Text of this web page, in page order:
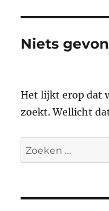
Niets
Het lijkt erop dat
zoekt. Wellicht
Zoeken
naar: